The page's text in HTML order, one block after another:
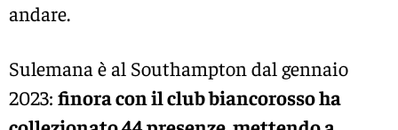
andare.
Sulemana è al Southampton dal gennaio
2023: finora con il club biancorosso ha